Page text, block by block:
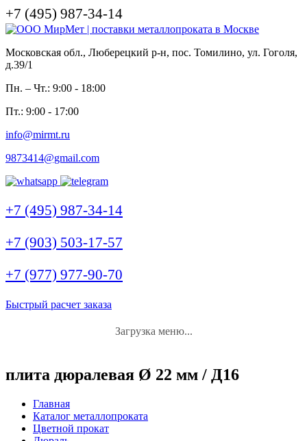
+7 (495) 987-34-14
Московская обл., Люберецкий р-н, пос. Томилино, ул. Гоголя,
д.39/1
Пн. – Чт.: 9:00 - 18:00
Пт.: 9:00 - 17:00
info@mirmt.ru
9873414@gmail.com
+7 (495) 987-34-14
+7 (903) 503-17-57
+7 (977) 977-90-70
Быстрый расчет заказа
Загрузка меню...
плита дюралевая Ø 22 мм / Д16
Главная
Каталог металлопроката
Цветной прокат